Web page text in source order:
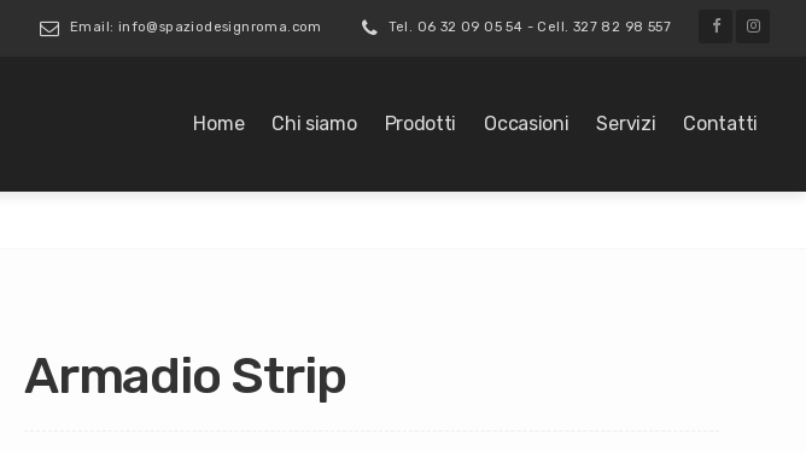
Email: info@spaziodesignroma.com Tel. 06 32 09 05 54 - Cell. 327 82 98 557
Home Chi siamo Prodotti Occasioni Servizi Contatti
Armadio Strip